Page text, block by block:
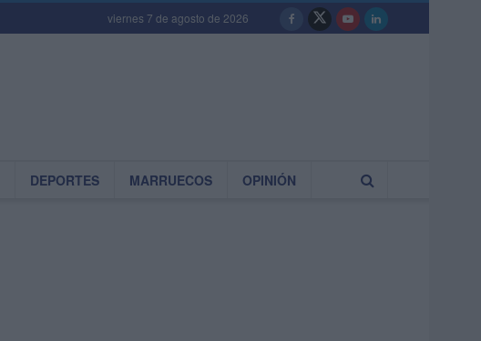
viernes 7 de agosto de 2026
DEPORTES MARRUECOS OPINIÓN